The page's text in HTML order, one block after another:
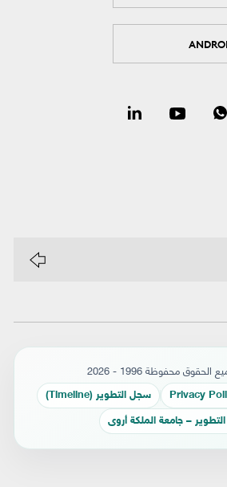
محفوظة 1996 - 2026
سجل التطوير (Timeline)
– جامعة الملكة أروى